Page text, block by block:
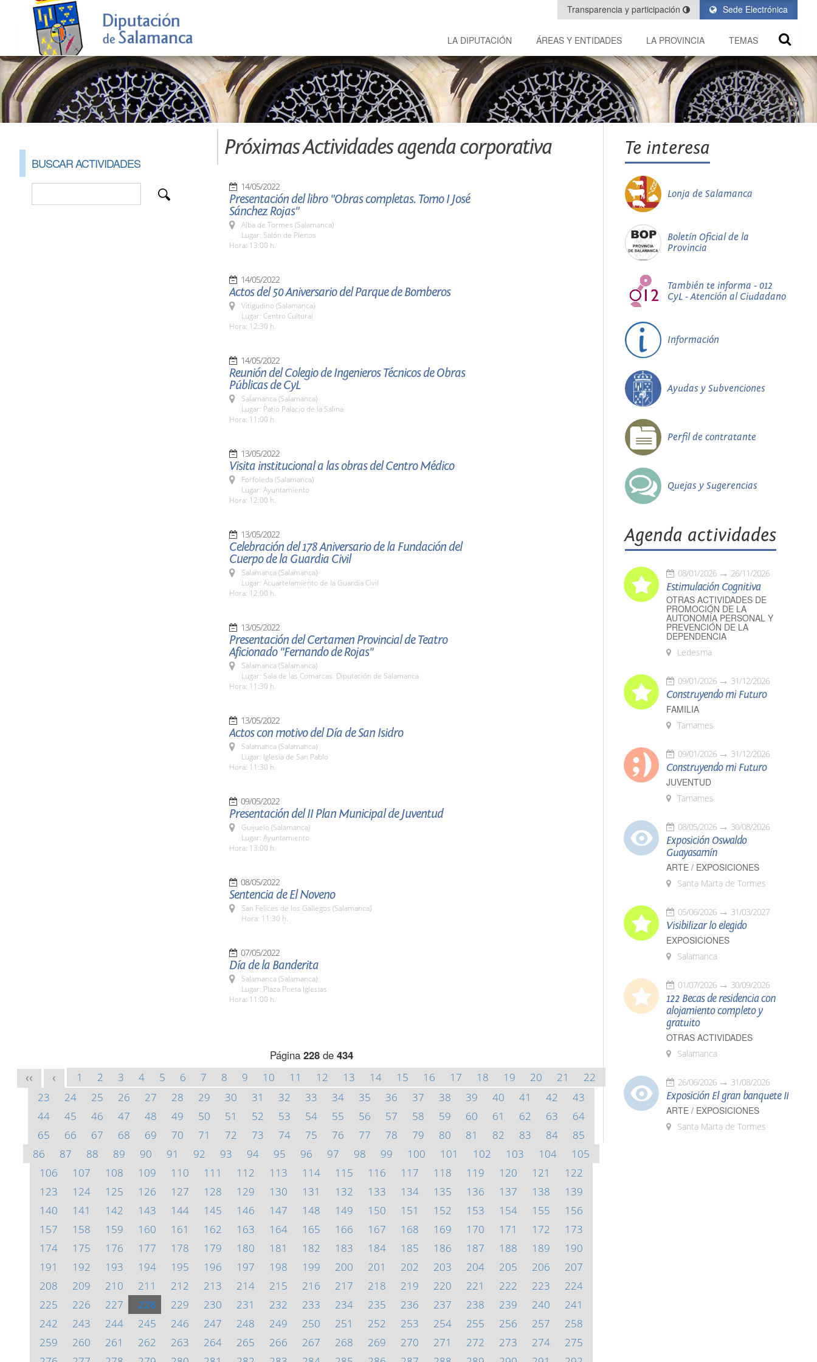
Sede Electrónica
Transparencia y participación
LA DIPUTACIÓN ÁREAS Y ENTIDADES LA PROVINCIA TEMAS
BUSCAR ACTIVIDADES
Próximas Actividades agenda corporativa
14/05/2022
Presentación del libro "Obras completas. Tomo I José
Sánchez Rojas"
Alba de Tormes (Salamanca)
Lugar: Salón de Plenos
Hora: 13:00 h.
14/05/2022
Actos del 50 Aniversario del Parque de Bomberos
Vitigudino (Salamanca)
Lugar: Centro Cultural
Hora: 12:30 h.
14/05/2022
Reunión del Colegio de Ingenieros Técnicos de Obras
Públicas de CyL
Salamanca (Salamanca)
Lugar: Patio Palacio de la Salina
Hora: 11:00 h.
13/05/2022
Visita institucional a las obras del Centro Médico
Forfoleda (Salamanca)
Lugar: Ayuntamiento
Hora: 12:00 h.
13/05/2022
Celebración del 178 Aniversario de la Fundación del
Cuerpo de la Guardia Civil
Salamanca (Salamanca)
Lugar: Acuartelamiento de la Guardia Civil
Hora: 12:00 h.
13/05/2022
Presentación del Certamen Provincial de Teatro
Aficionado "Fernando de Rojas"
Salamanca (Salamanca)
Lugar: Sala de las Comarcas. Diputación de Salamanca
Hora: 11:30 h.
13/05/2022
Actos con motivo del Día de San Isidro
Salamanca (Salamanca)
Lugar: Iglesia de San Pablo
Hora: 11:30 h.
09/05/2022
Presentación del II Plan Municipal de Juventud
Guijuelo (Salamanca)
Lugar: Ayuntamiento
Hora: 13:00 h.
08/05/2022
Sentencia de El Noveno
San Felices de los Gallegos (Salamanca)
Hora: 11:30 h.
07/05/2022
Día de la Banderita
Salamanca (Salamanca)
Lugar: Plaza Poeta Iglesias
Hora: 11:00 h.
Página 228de 434
<< < 1 2 3 4 5 6 7 8 9 10 11 12 13 14 15 16 17 18 19 20 21
22
23
24 25 26 27 28 29 30 31 32 33 34 35 36 37 38 39 40 41 42
43
44
45 46 47 48 49 50 51 52 53 54 55 56 57 58 59 60 61 62 63
64
65
66 67 68 69 70 71 72 73 74 75 76 77 78 79 80 81 82 83 84
85
86
87 88 89 90 91 92 93 94 95 96 97 98 99 100 101 102 103 104
105
106
107 108 109 110 111 112 113 114 115 116 117 118 119 120 121
122
123
124 125 126 127 128 129 130 131 132 133 134 135 136 137 138
139
140
141 142 143 144 145 146 147 148 149 150 151 152 153 154 155
156
157
158 159 160 161 162 163 164 165 166 167 168 169 170 171 172
173
174
175 176 177 178 179 180 181 182 183 184 185 186 187 188 189
190
191
192 193 194 195 196 197 198 199 200 201 202 203 204 205 206
207
208
209 210 211 212 213 214 215 216 217 218 219 220 221 222 223
224
225
226 227 228 229 230 231 232 233 234 235 236 237 238 239 240
241
242
243 244 245 246 247 248 249 250 251 252 253 254 255 256 257
258
259
260 261 262 263 264 265 266 267 268 269 270 271 272 273 274
275
Te interesa
Lonja de Salamanca
Boletín Oficial de la
Provincia
También te informa - 012
CyL - Atención al Ciudadano
Información
Ayudas y Subvenciones
Perfil de contratante
Quejas y Sugerencias
Agenda actividades
08/01/2026 26/11/2026
Estimulación Cognitiva
OTRAS ACTIVIDADES DE
PROMOCIÓN DE LA
AUTONOMÍA PERSONAL Y
PREVENCIÓN DE LA
DEPENDENCIA
Ledesma
09/01/2026 31/12/2026
Construyendo mi Futuro
FAMILIA
Tamames
09/01/2026 31/12/2026
Construyendo mi Futuro
JUVENTUD
Tamames
08/05/2026 30/08/2026
Exposición Oswaldo
Guayasamín
ARTE / EXPOSICIONES
Santa Marta de Tormes
05/06/2026 31/03/2027
Visibilizar lo elegido
EXPOSICIONES
Salamanca
01/07/2026 30/09/2026
122 Becas de residencia con
alojamiento completo y
gratuito
OTRAS ACTIVIDADES
Salamanca
26/06/2026 31/08/2026
Exposición El gran banquete II
ARTE / EXPOSICIONES
Santa Marta de Tormes